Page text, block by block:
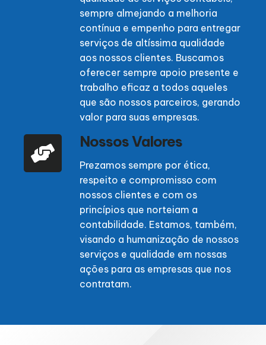
sempre almejando a melhoria
contínua e empenho para entregar
serviços de altíssima qualidade
aos nossos clientes. Buscamos
oferecer sempre apoio presente e
trabalho eficaz a todos aqueles
que são nossos parceiros, gerando
valor para suas empresas.
Nossos Valores
Prezamos sempre por ética,
respeito e compromisso com
nossos clientes e com os
princípios que norteiam a
contabilidade. Estamos, também,
visando a humanização de nossos
serviços e qualidade em nossas
ações para as empresas que nos
contratam.